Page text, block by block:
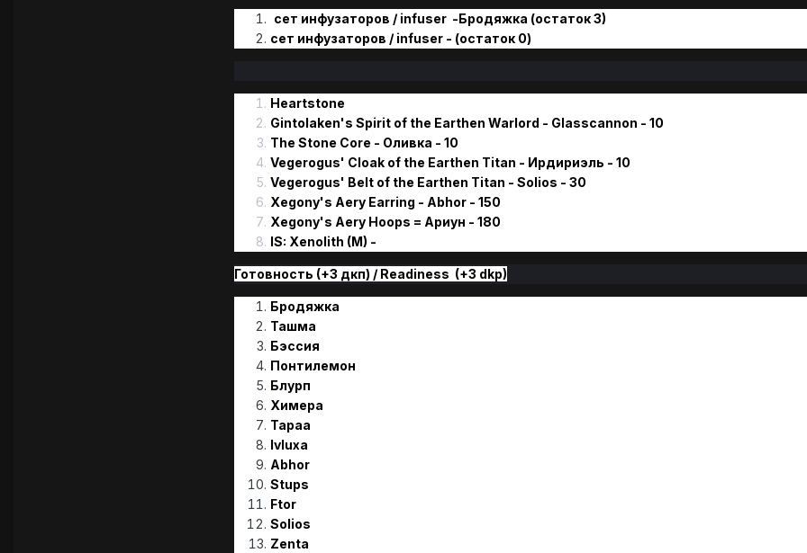
сет инфузаторов / infuser -Бродяжка (остаток 3)
сет инфузаторов / infuser - (остаток 0)
Heartstone
Gintolaken's Spirit of the Earthen Warlord - Glasscannon - 10
The Stone Core - Оливка - 10
Vegerogus' Cloak of the Earthen Titan - Ирдириэль - 10
Vegerogus' Belt of the Earthen Titan - Solios - 30
Xegony's Aery Earring - Abhor - 150
Xegony's Aery Hoops = Ариун - 180
IS: Xenolith (M) -
Готовность (+3 дкп) / Readiness (+3 dkp)
Бродяжка
Ташма
Бэссия
Понтилемон
Блурп
Химера
Tapaa
Ivluxa
Abhor
Stups
Ftor
Solios
Zenta